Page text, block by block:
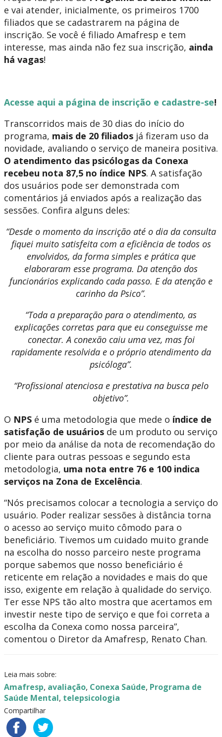
e vai atender, inicialmente, os primeiros 1700
filiados que se cadastrarem na página de
inscrição. Se você é filiado Amafresp e tem
interesse, mas ainda não fez sua inscrição, ainda
há vagas!
Acesse aqui a página de inscrição e cadastre-se!
Transcorridos mais de 30 dias do início do
programa, mais de 20 filiados já fizeram uso da
novidade, avaliando o serviço de maneira positiva.
O atendimento das psicólogas da Conexa
recebeu nota 87,5 no índice NPS. A satisfação
dos usuários pode ser demonstrada com
comentários já enviados após a realização das
sessões. Confira alguns deles:
“Desde o momento da inscrição até o dia da consulta
fiquei muito satisfeita com a eficiência de todos os
envolvidos, da forma simples e prática que
elaboraram esse programa. Da atenção dos
funcionários explicando cada passo. E da atenção e
carinho da Psico”.
“Toda a preparação para o atendimento, as
explicações corretas para que eu conseguisse me
conectar. A conexão caiu uma vez, mas foi
rapidamente resolvida e o próprio atendimento da
psicóloga”.
“Profissional atenciosa e prestativa na busca pelo
objetivo”.
O NPS é uma metodologia que mede o índice de
satisfação de usuários de um produto ou serviço
por meio da análise da nota de recomendação do
cliente para outras pessoas e segundo esta
metodologia, uma nota entre 76 e 100 indica
serviços na Zona de Excelência.
“Nós precisamos colocar a tecnologia a serviço do
usuário. Poder realizar sessões à distância torna
o acesso ao serviço muito cômodo para o
beneficiário. Tivemos um cuidado muito grande
na escolha do nosso parceiro neste programa
porque sabemos que nosso beneficiário é
reticente em relação a novidades e mais do que
isso, exigente em relação à qualidade do serviço.
Ter esse NPS tão alto mostra que acertamos em
investir neste tipo de serviço e que foi correta a
escolha da Conexa como nossa parceira”,
comentou o Diretor da Amafresp, Renato Chan.
Leia mais sobre:
Amafresp, avaliação, Conexa Saúde, Programa de
Saúde Mental, telepsicologia
Compartilhar